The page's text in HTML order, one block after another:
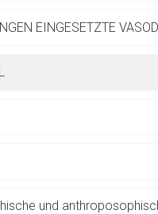
EINGESETZTE
und
Betreiber